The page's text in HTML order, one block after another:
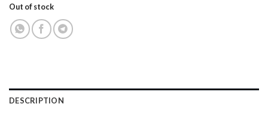
Out of stock
DESCRIPTION